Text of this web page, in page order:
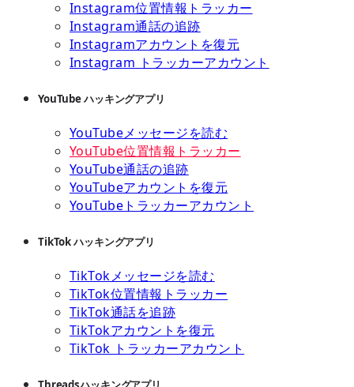
Instagram位置情報トラッカー
Instagram通話の追跡
Instagramアカウントを復元
Instagram トラッカーアカウント
YouTube ハッキングアプリ
YouTubeメッセージを読む
YouTube位置情報トラッカー
YouTube通話の追跡
YouTubeアカウントを復元
YouTubeトラッカーアカウント
TikTok ハッキングアプリ
TikTokメッセージを読む
TikTok位置情報トラッカー
TikTok通話を追跡
TikTokアカウントを復元
TikTok トラッカーアカウント